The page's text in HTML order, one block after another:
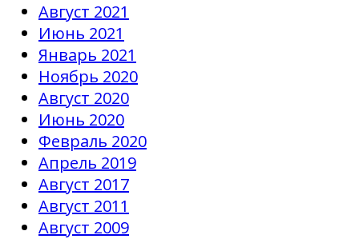
Август 2021
Июнь 2021
Январь 2021
Ноябрь 2020
Август 2020
Июнь 2020
Февраль 2020
Апрель 2019
Август 2017
Август 2011
Август 2009